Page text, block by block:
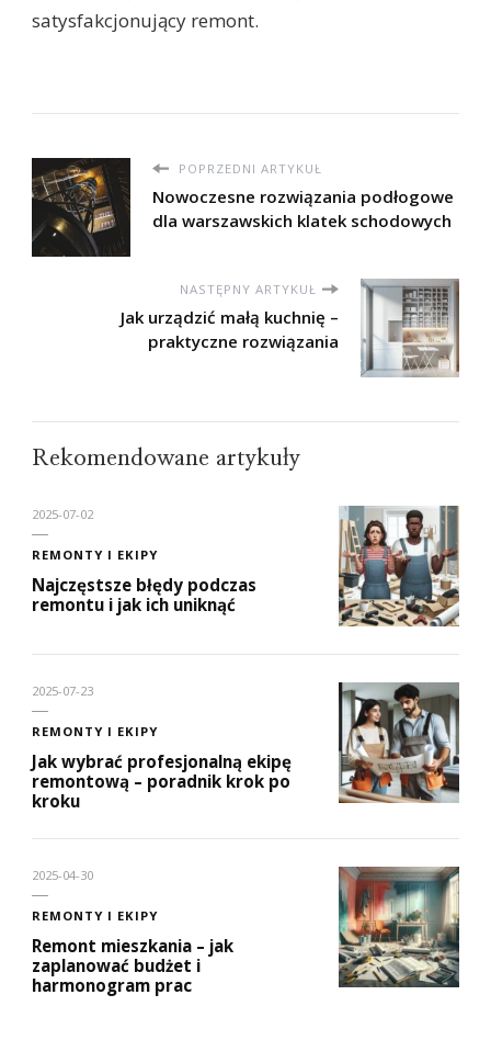
satysfakcjonujący remont.
POPRZEDNI ARTYKUŁ
Nowoczesne rozwiązania podłogowe
dla warszawskich klatek schodowych
NASTĘPNY ARTYKUŁ
Jak urządzić małą kuchnię –
praktyczne rozwiązania
Rekomendowane artykuły
2025-07-02
REMONTY I EKIPY
Najczęstsze błędy podczas
remontu i jak ich uniknąć
2025-07-23
REMONTY I EKIPY
Jak wybrać profesjonalną ekipę
remontową – poradnik krok po
kroku
2025-04-30
REMONTY I EKIPY
Remont mieszkania – jak
zaplanować budżet i
harmonogram prac